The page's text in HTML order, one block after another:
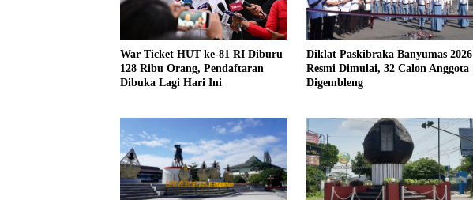
War Ticket HUT ke-81 RI Diburu
128 Ribu Orang, Pendaftaran
Dibuka Lagi Hari Ini
Diklat Paskibraka Banyumas 2026
Resmi Dimulai, 32 Calon Anggota
Digembleng